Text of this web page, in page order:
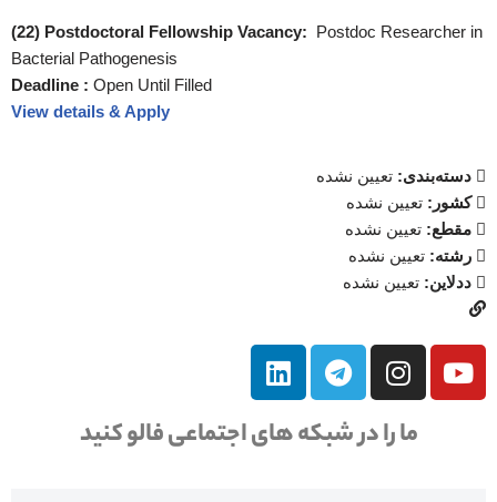
(22) Postdoctoral Fellowship Vacancy: Postdoc Researcher in
Bacterial Pathogenesis
Deadline : Open Until Filled
View details & Apply
دسته‌بندی: تعیین نشده
کشور: تعیین نشده
مقطع: تعیین نشده
رشته: تعیین نشده
ددلاین: تعیین نشده
ما را در شبکه های اجتماعی فالو کنید